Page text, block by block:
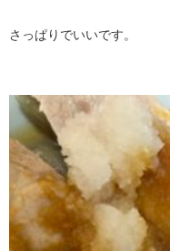
さっぱりでいいです。